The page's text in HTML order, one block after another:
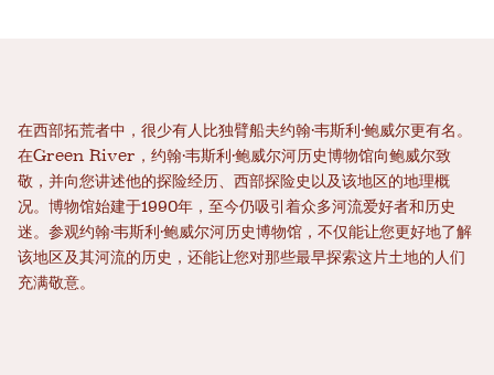
在西部拓荒者中，很少有人比独臂船夫约翰·韦斯利·鲍威尔更有名。
在Green River，约翰·韦斯利·鲍威尔河历史博物馆向鲍威尔致
敬，并向您讲述他的探险经历、西部探险史以及该地区的地理概
况。博物馆始建于1990年，至今仍吸引着众多河流爱好者和历史
迷。参观约翰·韦斯利·鲍威尔河历史博物馆，不仅能让您更好地了解
该地区及其河流的历史，还能让您对那些最早探索这片土地的人们
充满敬意。